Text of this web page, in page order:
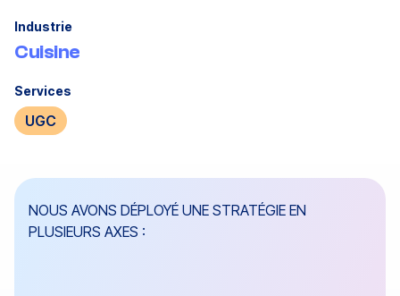
Industrie
Cuisine
Services
UGC
NOUS AVONS DÉPLOYÉ UNE STRATÉGIE EN
PLUSIEURS AXES :